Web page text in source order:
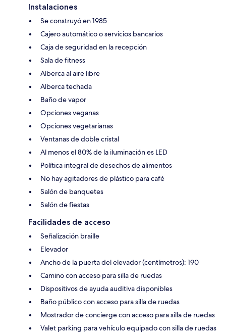
Instalaciones
Se construyó en 1985
Cajero automático o servicios bancarios
Caja de seguridad en la recepción
Sala de fitness
Alberca al aire libre
Alberca techada
Baño de vapor
Opciones veganas
Opciones vegetarianas
Ventanas de doble cristal
Al menos el 80% de la iluminación es LED
Política integral de desechos de alimentos
No hay agitadores de plástico para café
Salón de banquetes
Salón de fiestas
Facilidades de acceso
Señalización braille
Elevador
Ancho de la puerta del elevador (centímetros): 190
Camino con acceso para silla de ruedas
Dispositivos de ayuda auditiva disponibles
Baño público con acceso para silla de ruedas
Mostrador de concierge con acceso para silla de ruedas
Valet parking para vehículo equipado con silla de ruedas